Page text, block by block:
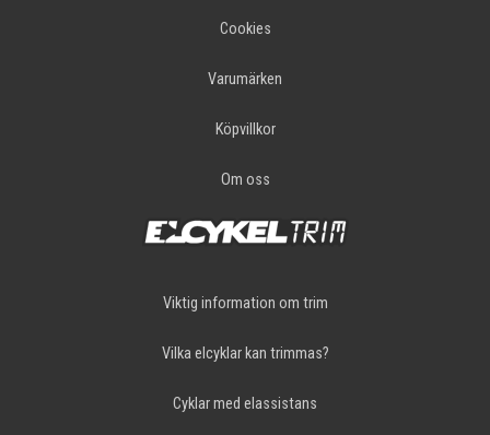
Cookies
Varumärken
Köpvillkor
Om oss
Viktig information om trim
Vilka elcyklar kan trimmas?
Cyklar med elassistans